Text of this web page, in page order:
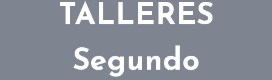
TALLERES
Segundo